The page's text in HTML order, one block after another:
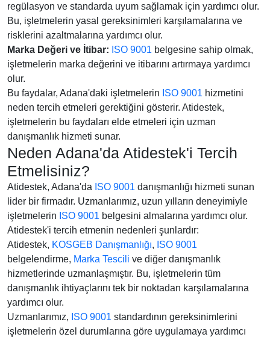
regülasyon ve standarda uyum sağlamak için yardımcı olur.
Bu, işletmelerin yasal gereksinimleri karşılamalarına ve
risklerini azaltmalarına yardımcı olur.
Marka Değeri ve İtibar: ISO 9001 belgesine sahip olmak,
işletmelerin marka değerini ve itibarını artırmaya yardımcı
olur.
Bu faydalar, Adana'daki işletmelerin ISO 9001 hizmetini
neden tercih etmeleri gerektiğini gösterir. Atidestek,
işletmelerin bu faydaları elde etmeleri için uzman
danışmanlık hizmeti sunar.
Neden Adana'da Atidestek'i Tercih
Etmelisiniz?
Atidestek, Adana'da ISO 9001 danışmanlığı hizmeti sunan
lider bir firmadır. Uzmanlarımız, uzun yılların deneyimiyle
işletmelerin ISO 9001 belgesini almalarına yardımcı olur.
Atidestek'i tercih etmenin nedenleri şunlardır:
Atidestek, KOSGEB Danışmanlığı, ISO 9001
belgelendirme, Marka Tescili ve diğer danışmanlık
hizmetlerinde uzmanlaşmıştır. Bu, işletmelerin tüm
danışmanlık ihtiyaçlarını tek bir noktadan karşılamalarına
yardımcı olur.
Uzmanlarımız, ISO 9001 standardının gereksinimlerini
işletmelerin özel durumlarına göre uygulamaya yardımcı